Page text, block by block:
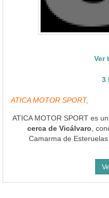
Ver
3
ATICA MOTOR SPORT,
ATICA MOTOR SPORT es un
cerca de Vicálvaro ,
Camarma de